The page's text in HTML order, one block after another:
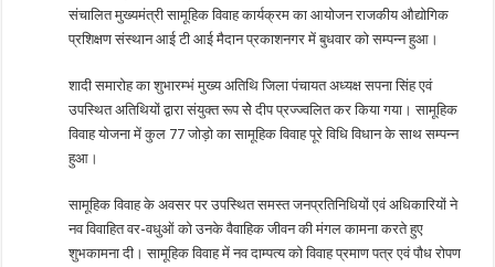
संचालित मुख्यमंत्री सामूहिक विवाह कार्यक्रम का आयोजन राजकीय औद्योगिक
प्रशिक्षण संस्थान आई टी आई मैदान प्रकाशनगर में बुधवार को सम्पन्न हुआ।
शादी समारोह का शुभारम्भं मुख्य अतिथि जिला पंचायत अध्यक्ष सपना सिंह एवं
उपस्थित अतिथियों द्वारा संयुक्त रूप सेे दीप प्रज्ज्वलित कर किया गया। सामूहिक
विवाह योजना में कुल 77 जोड़ो का सामूहिक विवाह पूरे विधि विधान के साथ सम्पन्न
हुआ।
सामूहिक विवाह के अवसर पर उपस्थित समस्त जनप्रतिनिधियों एवं अधिकारियों ने
नव विवाहित वर-वधुओं को उनके वैवाहिक जीवन की मंगल कामना करते हुए
शुभकामना दी। सामूहिक विवाह में नव दाम्पत्य को विवाह प्रमाण पत्र एवं पौध रोपण